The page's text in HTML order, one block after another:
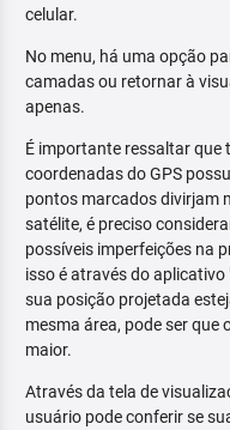
celular.
No menu, há uma opção
camadas ou retornar à
apenas.
É importante ressaltar
coordenadas do GPS
pontos marcados divirjam
satélite, é preciso
possíveis imperfeições na
isso é através do aplicativo
sua posição projetada
mesma área, pode ser que
maior.
Através da tela de
usuário pode conferir se